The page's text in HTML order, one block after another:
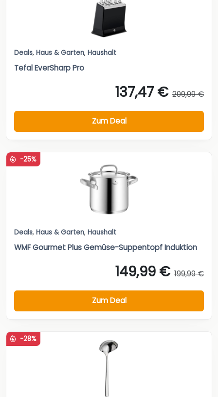
Deals, Haus & Garten, Haushalt
Tefal EverSharp Pro
137,47 € 209,99 €
Zum Deal
-25%
Deals, Haus & Garten, Haushalt
WMF Gourmet Plus Gemüse-Suppentopf Induktion
149,99 € 199,99 €
Zum Deal
-28%